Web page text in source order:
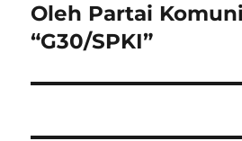
post:
Oleh Partai
“G30/SPKI”